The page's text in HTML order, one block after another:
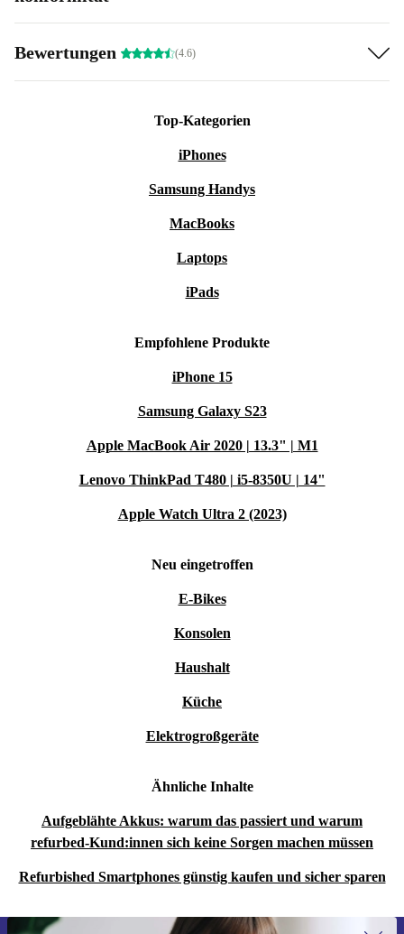
Navigation und Konnektivität ermöglicht.
Warum lohnt sich der Kauf des refurbed OnePlus Nord CE?
verzögerungsfreie Leistung.
Display: Ein beeindruckendes AMOLED-Display für ein
verbessertes visuelles Erlebnis.
fortschrittlichen Kamerasystems.
Speicher: Ausreichend Speicherplatz für all deine Apps, Fotos
Bewertungen (4.6)
Top-Kategorien
iPhones
Samsung Handys
MacBooks
Laptops
iPads
Empfohlene Produkte
iPhone 15
Samsung Galaxy S23
Apple MacBook Air 2020 | 13.3" | M1
Lenovo ThinkPad T480 | i5-8350U | 14"
Apple Watch Ultra 2 (2023)
Neu eingetroffen
E-Bikes
Konsolen
Haushalt
Küche
Elektrogroßgeräte
Ähnliche Inhalte
Aufgeblähte Akkus: warum das passiert und warum
refurbed-Kund:innen sich keine Sorgen machen müssen
Refurbished Smartphones günstig kaufen und sicher sparen